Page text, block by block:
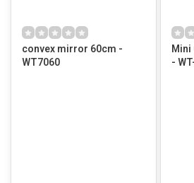
convex mirror 60cm -
WT7060
Mini
-